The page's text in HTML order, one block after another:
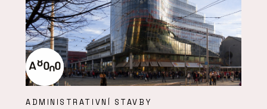
ADMINISTRATIVNÍ STAVBY